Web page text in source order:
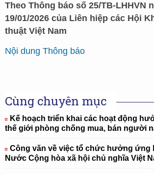
Theo Thông báo số 25/TB-LHHVN
19/01/2026 của Liên hiệp các Hội
thuật Việt Nam
Nội dung Thông báo
Cùng chuyên mục
Kế hoạch triển khai các hoạt động
thế giới phòng chống mua, bán người
Công văn về việc tổ chức hưởng ứng
Nước Cộng hòa xã hội chủ nghĩa Việt